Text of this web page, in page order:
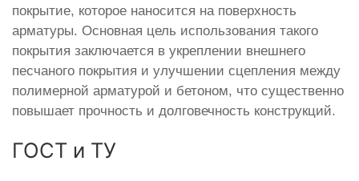
покрытие, которое наносится на поверхность
арматуры. Основная цель использования такого
покрытия заключается в укреплении внешнего
песчаного покрытия и улучшении сцепления между
полимерной арматурой и бетоном, что существенно
повышает прочность и долговечность конструкций.
ГОСТ и ТУ